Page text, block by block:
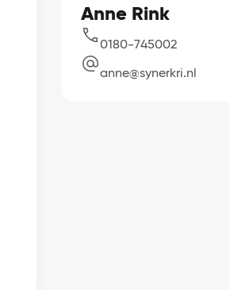
Anne Rink
0180-745002
anne@synerkri.nl